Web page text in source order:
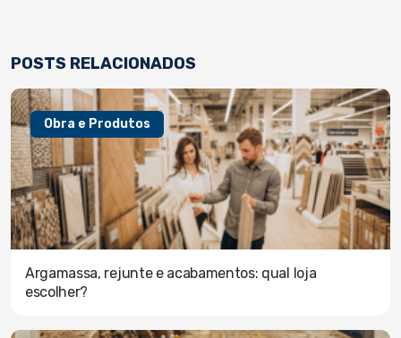
POSTS RELACIONADOS
Obra e Produtos
Argamassa, rejunte e acabamentos: qual loja
escolher?